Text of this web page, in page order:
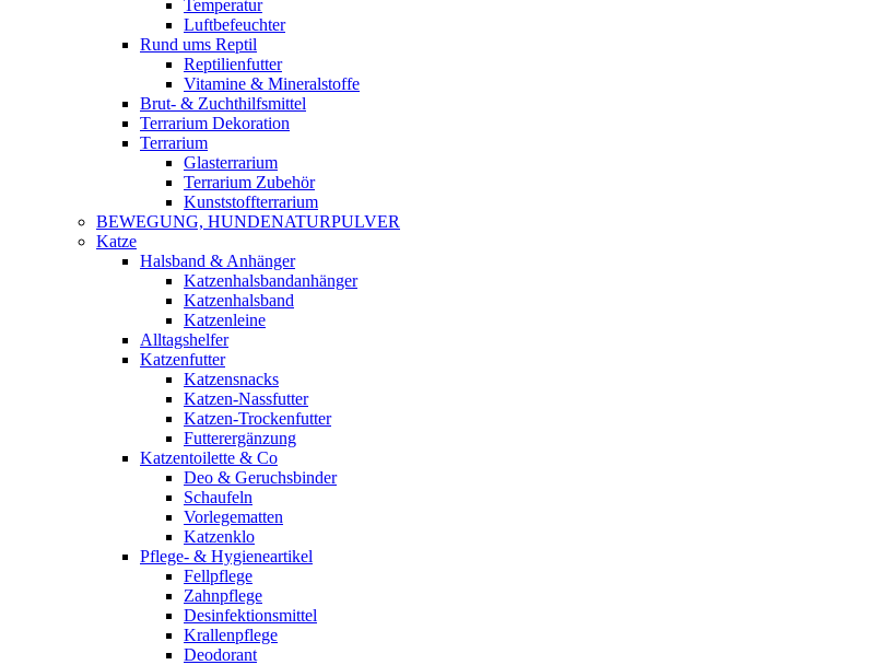
Temperatur
Luftbefeuchter
Rund ums Reptil
Reptilienfutter
Vitamine & Mineralstoffe
Brut- & Zuchthilfsmittel
Terrarium Dekoration
Terrarium
Glasterrarium
Terrarium Zubehör
Kunststoffterrarium
BEWEGUNG, HUNDENATURPULVER
Katze
Halsband & Anhänger
Katzenhalsbandanhänger
Katzenhalsband
Katzenleine
Alltagshelfer
Katzenfutter
Katzensnacks
Katzen-Nassfutter
Katzen-Trockenfutter
Futterergänzung
Katzentoilette & Co
Deo & Geruchsbinder
Schaufeln
Vorlegematten
Katzenklo
Pflege- & Hygieneartikel
Fellpflege
Zahnpflege
Desinfektionsmittel
Krallenpflege
Deodorant